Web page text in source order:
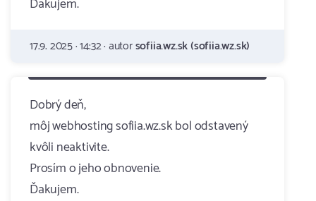
Ďakujem.
17.9. 2025 · 14:32 · autorsofiia.wz.sk (sofiia.wz.sk)
Dobrý deň,
môj webhosting sofiia.wz.sk bol odstavený
kvôli neaktivite.
Prosím o jeho obnovenie.
Ďakujem.